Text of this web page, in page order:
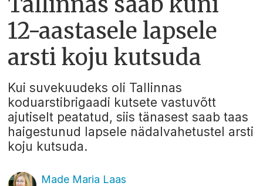
12-aastasele lapsele
arsti koju kutsuda
Kui suvekuudeks oli Tallinnas
koduarstibrigaadi kutsete vastuvõtt
ajutiselt peatatud, siis tänasest saab taas
haigestunud lapsele nädalvahetustel arsti
koju kutsuda.
Made Maria Laas